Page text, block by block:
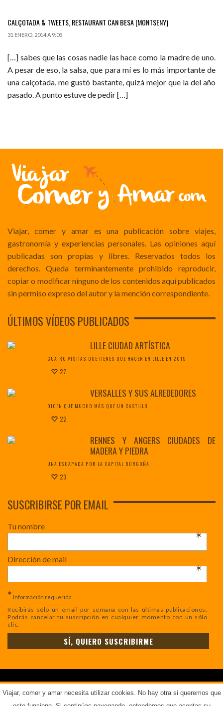
CALÇOTADA & TWEETS, RESTAURANT CAN BESA (MONTSENY)
31 ENERO, 2014 A 9:05
[…] sabes que las cosas nadie las hace como la madre de uno.
A pesar de eso, la salsa, que para mí es lo más importante de
una calçotada, me gustó bastante, quizá mejor que la del año
pasado. A punto estuve de pedir […]
Viajar, comer y amar es una publicación sobre viajes,
gastronomía y experiencias personales. Las opiniones aquí
publicadas son propias y libres. Reservados todos los
derechos. Queda terminantemente prohibido reproducir,
copiar o modificar ninguno de los contenidos aquí publicados
sin permiso expreso del autor y la mención correspondiente.
ÚLTIMOS VÍDEOS PUBLICADOS
LILLE CIUDAD ARTÍSTICA
CUATRO VISITAS QUE TIENES QUE HACER EN LILLE EN 2015
27
VERSALLES Y SUS ALREDEDORES
DICEN QUE MUCHO MÁS QUE UN CASTILLO
22
RENNES Y ANGERS CIUDADES DE
MADERA Y PIEDRA
UNA ESCAPADA POR LA CAPITAL BORGOÑA
23
SUSCRIBIRSE POR EMAIL
Tu nombre
*
Dirección de mail
*
* Información requerida
Recibirás sólo un email por semana con las últimas publicaciones.
Podrás cancelar tu suscripción en cualquier momento con un sólo
clic.
Viajar, comer y amar necesita utilizar cookies. No hay otra si queremos que